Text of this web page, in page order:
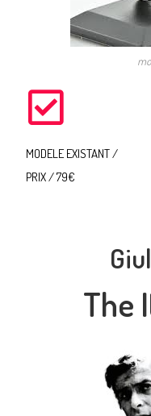
MODELE EXISTANT /
PRIX / 79€
The